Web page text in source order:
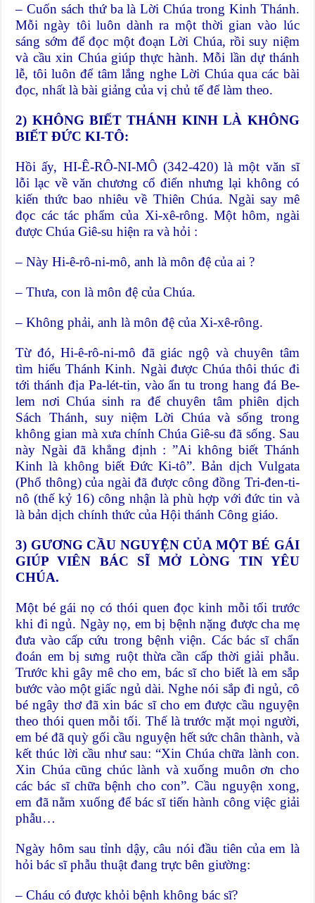
– Cuốn sách thứ ba là Lời Chúa trong Kinh Thánh.
Mỗi ngày tôi luôn dành ra một thời gian vào lúc
sáng sớm để đọc một đoạn Lời Chúa, rồi suy niệm
và cầu xin Chúa giúp thực hành. Mỗi lần dự thánh
lễ, tôi luôn để tâm lắng nghe Lời Chúa qua các bài
đọc, nhất là bài giảng của vị chủ tế để làm theo.
2) KHÔNG BIẾT THÁNH KINH LÀ KHÔNG
BIẾT ĐỨC KI-TÔ:
Hồi ấy, HI-Ê-RÔ-NI-MÔ (342-420) là một văn sĩ
lỗi lạc về văn chương cổ điển nhưng lại không có
kiến thức bao nhiêu về Thiên Chúa. Ngài say mê
đọc các tác phẩm của Xi-xê-rông. Một hôm, ngài
được Chúa Giê-su hiện ra và hỏi :
– Này Hi-ê-rô-ni-mô, anh là môn đệ của ai ?
– Thưa, con là môn đệ của Chúa.
– Không phải, anh là môn đệ của Xi-xê-rông.
Từ đó, Hi-ê-rô-ni-mô đã giác ngộ và chuyên tâm
tìm hiểu Thánh Kinh. Ngài được Chúa thôi thúc đi
tới thánh địa Pa-lét-tin, vào ẩn tu trong hang đá Be-
lem nơi Chúa sinh ra để chuyên tâm phiên dịch
Sách Thánh, suy niệm Lời Chúa và sống trong
không gian mà xưa chính Chúa Giê-su đã sống. Sau
này Ngài đã khẳng định : ”Ai không biết Thánh
Kinh là không biết Đức Ki-tô”. Bản dịch Vulgata
(Phổ thông) của ngài đã được công đồng Tri-đen-ti-
nô (thế kỷ 16) công nhận là phù hợp với đức tin và
là bản dịch chính thức của Hội thánh Công giáo.
3) GƯƠNG CẦU NGUYỆN CỦA MỘT BÉ GÁI
GIÚP VIÊN BÁC SĨ MỞ LÒNG TIN YÊU
CHÚA.
Một bé gái nọ có thói quen đọc kinh mỗi tối trước
khi đi ngủ. Ngày nọ, em bị bệnh nặng được cha mẹ
đưa vào cấp cứu trong bệnh viện. Các bác sĩ chẩn
đoán em bị sưng ruột thừa cần cấp thời giải phẫu.
Trước khi gây mê cho em, bác sĩ cho biết là em sắp
bước vào một giấc ngủ dài. Nghe nói sắp đi ngủ, cô
bé ngây thơ đã xin bác sĩ cho em được cầu nguyện
theo thói quen mỗi tối. Thế là trước mặt mọi người,
em bé đã quỳ gối cầu nguyện hết sức chân thành, và
kết thúc lời cầu như sau: “Xin Chúa chữa lành con.
Xin Chúa cũng chúc lành và xuống muôn ơn cho
các bác sĩ chữa bệnh cho con”. Cầu nguyện xong,
em đã nằm xuống để bác sĩ tiến hành công việc giải
phẫu…
Ngày hôm sau tỉnh dậy, câu nói đầu tiên của em là
hỏi bác sĩ phẫu thuật đang trực bên giường:
– Cháu có được khỏi bệnh không bác sĩ?